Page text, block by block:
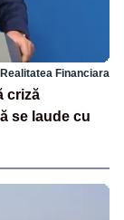
Realitatea Financiara
criză
se laude cu